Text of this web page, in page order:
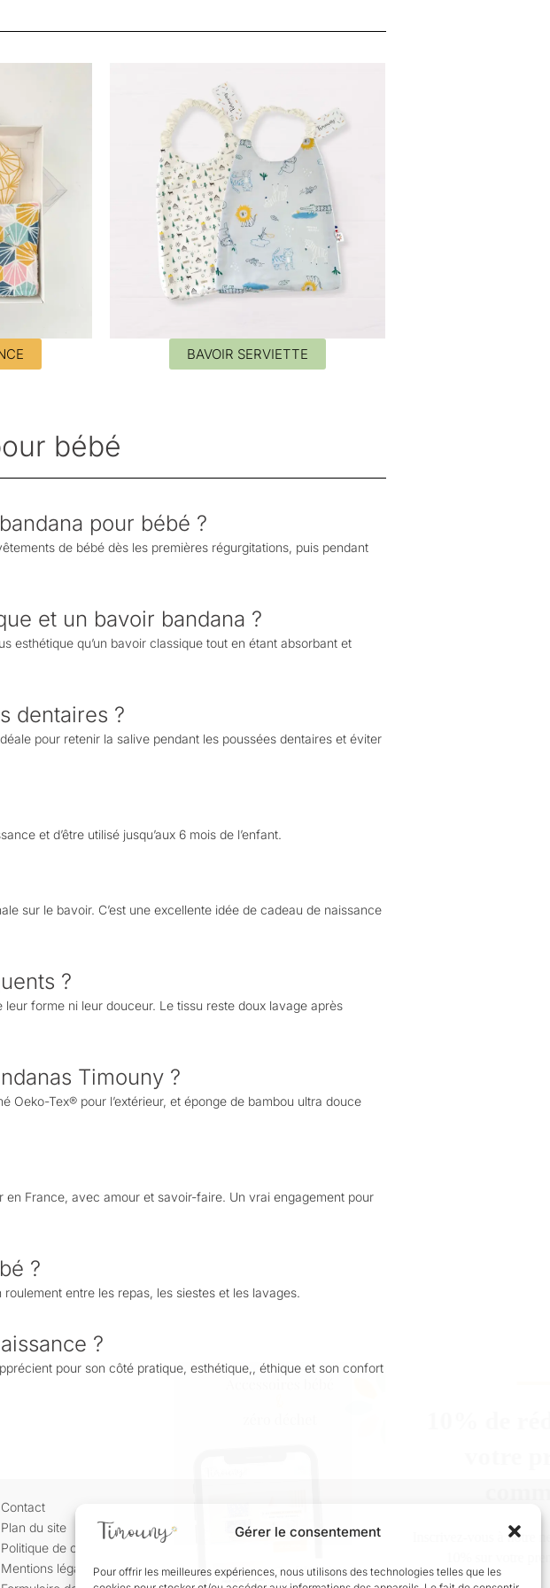
Gérer le consentement
Pour offrir les meilleures expériences, nous utilisons des technologies telles que les
BAVOIR SERVIETTE
bébé​
pour bébé ?
de bébé dès les premières régurgitations, puis pendant
et un bavoir bandana ?
esthétique qu’un bavoir classique tout en étant absorbant et
dentaires ?
pour retenir la salive pendant les poussées dentaires et éviter
et d’être utilisé jusqu’aux 6 mois de l’enfant.
sur le bavoir. C’est une excellente idée de cadeau de naissance
?
forme ni leur douceur. Le tissu reste doux lavage après
Timouny ?
Tex® pour l’extérieur, et éponge de bambou ultra douce
France, avec amour et savoir-faire. Un vrai engagement pour
?
entre les repas, les siestes et les lavages.
?
pour son côté pratique, esthétique,, éthique et son confort
Inscrivez-vous à notre newsletter et économisez
Contact
Plan du site
Politique de confidentialité
Mentions légales